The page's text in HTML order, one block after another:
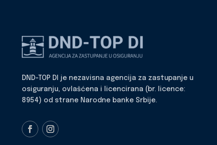
DND-TOP DI je nezavisna agencija za zastupanje u
osiguranju, ovlašćena i licencirana (br. licence:
8954) od strane Narodne banke Srbije.